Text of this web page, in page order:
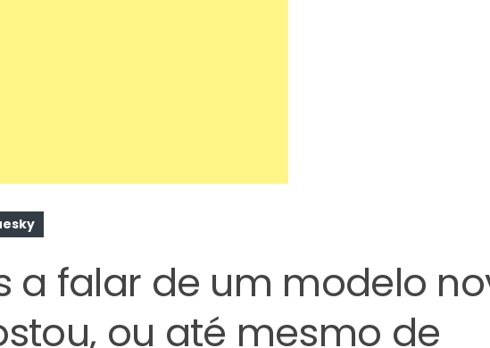
a falar de um modelo
ou até mesmo de